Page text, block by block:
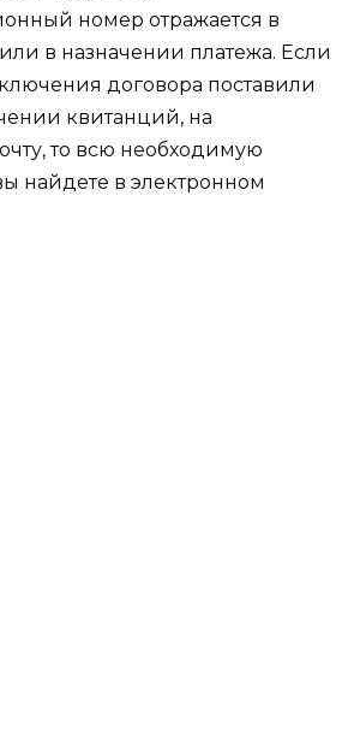
номер отражается в
в назначении платежа. Если
договора поставили
квитанций, на
то всю необходимую
найдете в электронном